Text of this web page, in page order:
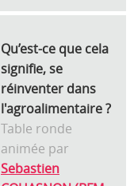
Qu’est-ce que cela
signifie, se
réinventer dans
l'agroalimentaire ?
Table ronde
animée par
Sebastien